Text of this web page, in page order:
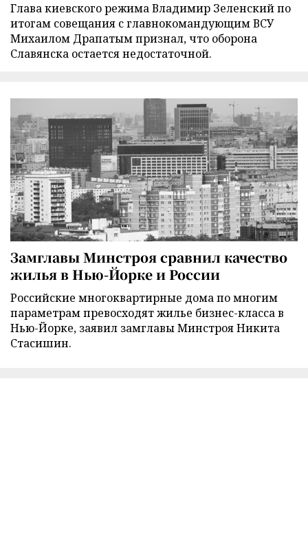
Глава киевского режима Владимир Зеленский по
итогам совещания с главнокомандующим ВСУ
Михаилом Драпатым признал, что оборона
Славянска остается недостаточной.
Замглавы Минстроя сравнил качество
жилья в Нью-Йорке и России
Российские многоквартирные дома по многим
параметрам превосходят жилье бизнес-класса в
Нью-Йорке, заявил замглавы Минстроя Никита
Стасишин.